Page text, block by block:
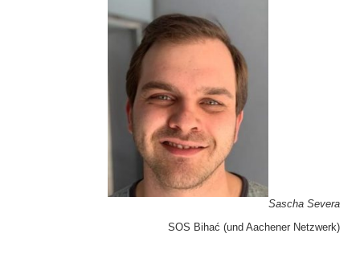
Sascha Severa
SOS Bihać (und Aachener Netzwerk)